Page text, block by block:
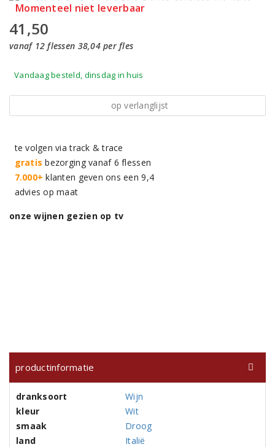
Momenteel niet leverbaar
41,50
vanaf 12 flessen 38,04 per fles
Vandaag besteld, dinsdag in huis
op verlanglijst
te volgen via track & trace
gratis bezorging vanaf 6 flessen
7.000+ klanten geven ons een 9,4
advies op maat
onze wijnen gezien op tv
productinformatie
dranksoort
Wijn
kleur
Wit
smaak
Droog
land
Italië